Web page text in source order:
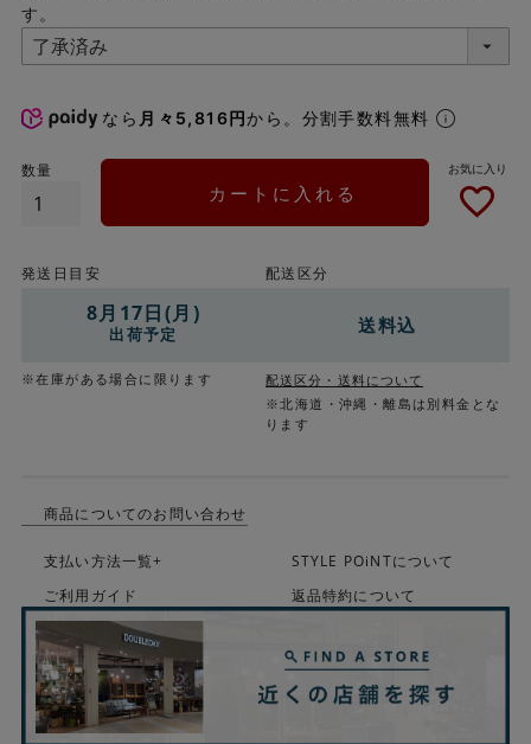
す。
なら 月々5,816円から。分割手数料無料
カートに入れる
発送日目安
8月17日(月)
出荷予定
※在庫がある場合に限ります
配送区分
送料込
配送区分・送料について
※北海道・沖縄・離島は別料金とな
ります
商品についてのお問い合わせ
支払い方法一覧+
STYLE POiNTについて
ご利用ガイド
返品特約について